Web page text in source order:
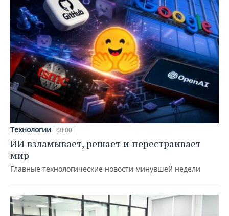
Технологии 00:00
ИИ взламывает, решает и перестраивает
мир
Главные технологические новости минувшей недели